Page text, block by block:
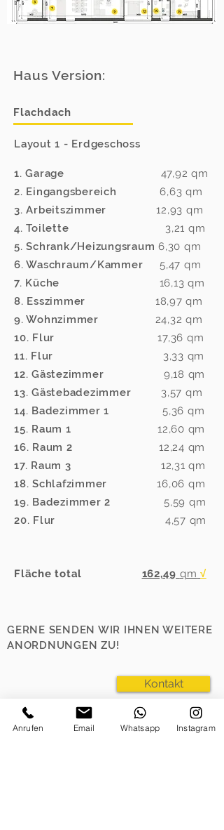
Haus Version:
Flachdach
Layout 1 - Erdgeschoss
1. Garage 47,92 qm
2. Eingangsbereich6,63 qm
3. Arbeitszimmer 12,93 qm
4. Toilette 3,21 qm
5. Schrank/Heizungsraum 6,30 qm
6. Waschraum/Kammer 5,47 qm
7. Küche 16,13 qm
8. Esszimmer 18,97 qm
9. Wohnzimmer 24,32 qm
10. Flur 17,36 qm
11. Flur 3,33 qm
12. Gästezimmer
9,18 qm
13. Gästebadezimmer
3,57 qm
14. Badezimmer 1
5,36 qm
15. Raum 1
12,60 qm
16. Raum 2
12,24 qm
17. Raum 3
12,31 qm
18. Schlafzimmer
16,06 qm
19. Badezimmer 2
5,59 qm
20. Flur
4,57 qm
Fläche total 162,49 qm √
GERNE SENDEN WIR IHNEN WEITERE
ANORDNUNGEN ZU!
Kontakt
Anrufen Email Whatsapp Instagram